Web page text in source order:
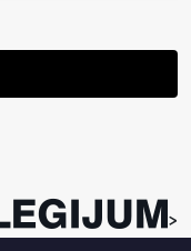
>